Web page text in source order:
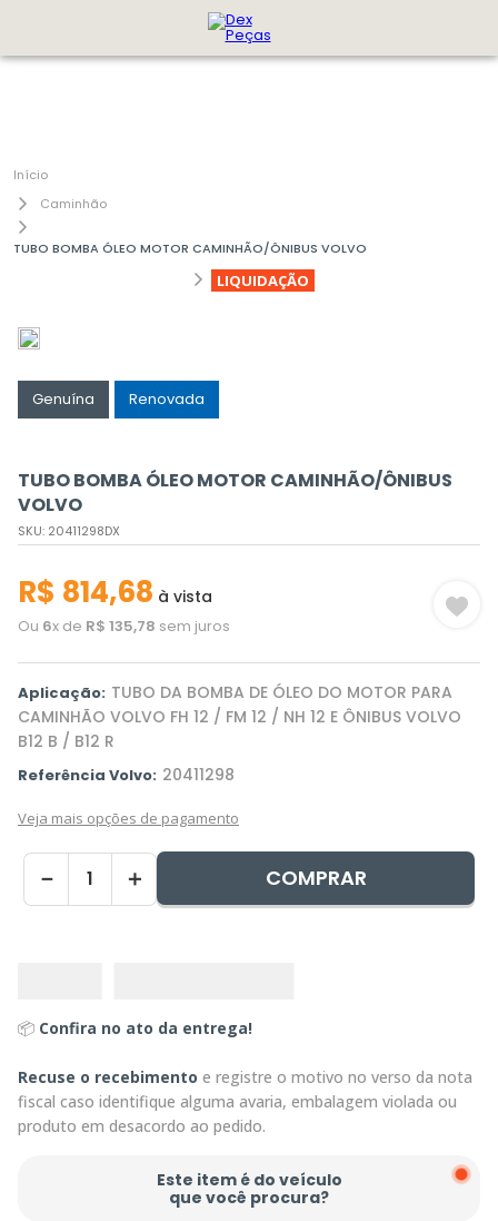
Caminhão
TUBO BOMBA ÓLEO MOTOR CAMINHÃO/ÔNIBUS VOLVO
LIQUIDAÇÃO
Genuína Renovada
TUBO BOMBA ÓLEO MOTOR CAMINHÃO/ÔNIBUS
VOLVO
SKU: 20411298DX
R$ 814,68 à vista
Ou 6x de R$ 135,78 sem juros
Aplicação: TUBO DA BOMBA DE ÓLEO DO MOTOR PARA
CAMINHÃO VOLVO FH 12 / FM 12 / NH 12 E ÔNIBUS VOLVO
B12 B / B12 R
Referência Volvo: 20411298
Veja mais opções de pagamento
＋
－ COMPRAR
📦 Confira no ato da entrega!
Recuse o recebimento e registre o motivo no verso da nota
fiscal caso identifique alguma avaria, embalagem violada ou
produto em desacordo ao pedido.
Este item é do veículo
que você procura?